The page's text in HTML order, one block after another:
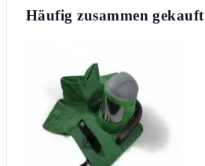
Häufig zusammen gekauft